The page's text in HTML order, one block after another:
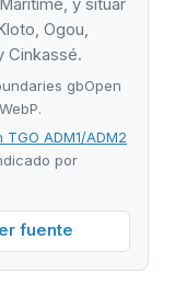
y situar
Ogou,
Cinkassé.
gbOpen
ADM1/ADM2
por
fuente